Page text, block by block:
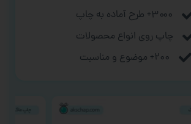
۳۰۰۰+ طرح آماده به چاپ
چاپ روی انواع محصولات
۲۰۰+ موضوع و مناسبت